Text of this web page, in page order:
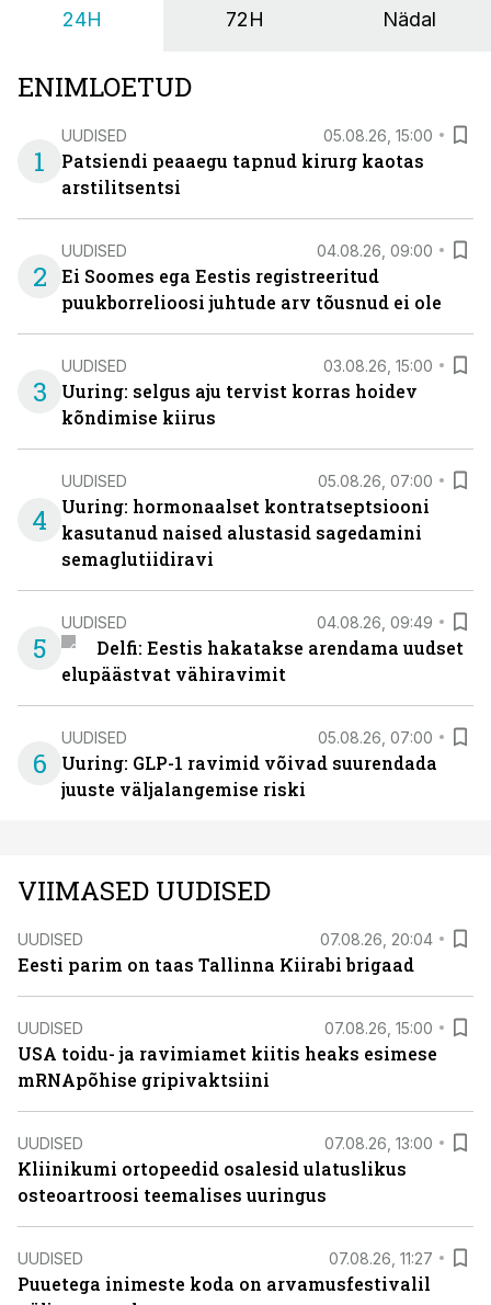
24H 72H Nädal
ENIMLOETUD
1
UUDISED 05.08.26, 15:00
Patsiendi peaaegu tapnud kirurg kaotas
arstilitsentsi
2
UUDISED 04.08.26, 09:00
Ei Soomes ega Eestis registreeritud
puukborrelioosi juhtude arv tõusnud ei ole
3
UUDISED 03.08.26, 15:00
Uuring: selgus aju tervist korras hoidev
kõndimise kiirus
4
UUDISED 05.08.26, 07:00
Uuring: hormonaalset kontratseptsiooni
kasutanud naised alustasid sagedamini
semaglutiidiravi
5
UUDISED 04.08.26, 09:49
Delfi: Eestis hakatakse arendama uudset
elupäästvat vähiravimit
6
UUDISED 05.08.26, 07:00
Uuring: GLP-1 ravimid võivad suurendada
juuste väljalangemise riski
VIIMASED UUDISED
UUDISED 07.08.26, 20:04
Eesti parim on taas Tallinna Kiirabi brigaad
UUDISED 07.08.26, 15:00
USA toidu- ja ravimiamet kiitis heaks esimese
mRNApõhise gripivaktsiini
UUDISED 07.08.26, 13:00
Kliinikumi ortopeedid osalesid ulatuslikus
osteoartroosi teemalises uuringus
UUDISED 07.08.26, 11:27
Puuetega inimeste koda on arvamusfestivalil